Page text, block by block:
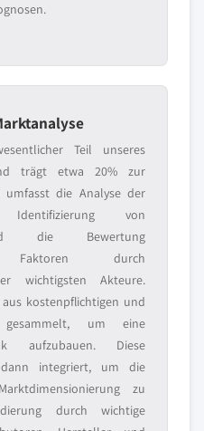
Teil unseres
trägt etwa 20% zur
umfasst die Analyse der
von
die Bewertung
Faktoren durch
wichtigsten Akteure.
kostenpflichtigen und
gesammelt, um eine
aufzubauen. Diese
integriert, um die
zu
durch wichtige